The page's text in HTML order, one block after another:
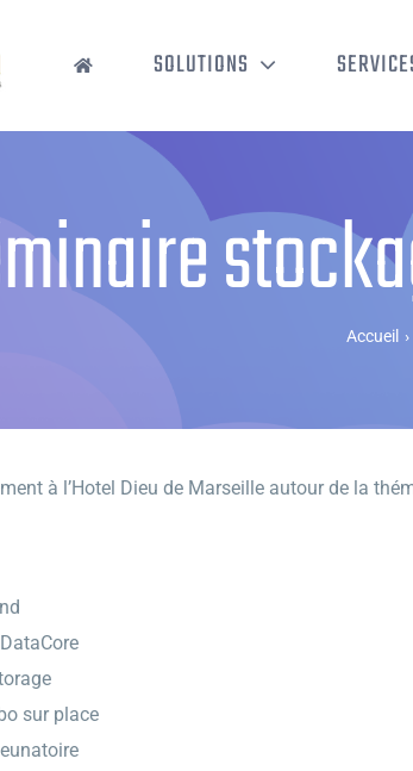
SOLUTIONS
Accueil ›
à l’Hotel Dieu de Marseille autour de la
sur place